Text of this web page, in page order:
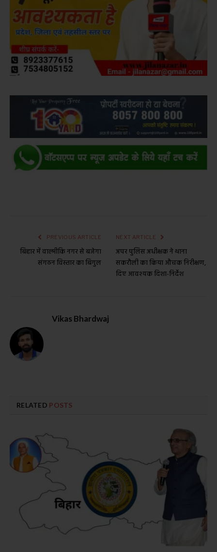
PREVIOUS ARTICLE
बिहार में वाल्मीकि नगर से बजेगा
संगठन विस्तार का बिगुल
NEXT ARTICLE
अपर पुलिस अधीक्षक ने थाना
सकरौली का किया औचक निरीक्षण,
दिए आवश्यक दिशा-निर्देश
Vikas Bhardwaj
RELATED POSTS